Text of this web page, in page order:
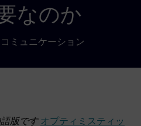
なのか
ミュニケーション
版です オプティミスティッ